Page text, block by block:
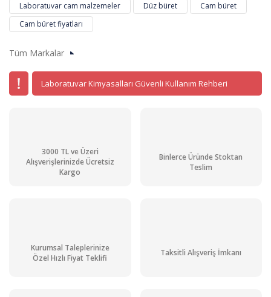
Laboratuvar cam malzemeler
Düz büret
Cam büret
Cam büret fiyatları
Tüm Markalar
Laboratuvar Kimyasalları Güvenli Kullanım Rehberi
3000 TL ve Üzeri
Alışverişlerinizde Ücretsiz
Kargo
Binlerce Üründe Stoktan
Teslim
Kurumsal Taleplerinize
Özel Hızlı Fiyat Teklifi
Taksitli Alışveriş İmkanı